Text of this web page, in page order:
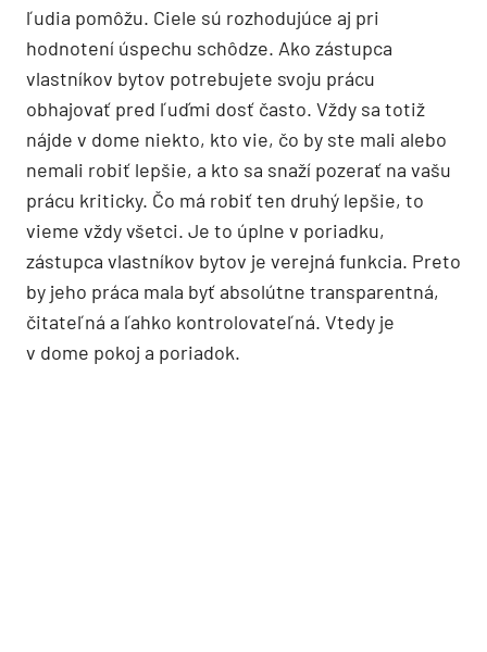
ľudia pomôžu. Ciele sú rozhodujúce aj pri
hodnotení úspechu schôdze. Ako zástupca
vlastníkov bytov potrebujete svoju prácu
obhajovať pred ľuďmi dosť často. Vždy sa totiž
nájde v dome niekto, kto vie, čo by ste mali alebo
nemali robiť lepšie, a kto sa snaží pozerať na vašu
prácu kriticky. Čo má robiť ten druhý lepšie, to
vieme vždy všetci. Je to úplne v poriadku,
zástupca vlastníkov bytov je verejná funkcia. Preto
by jeho práca mala byť absolútne transparentná,
čitateľná a ľahko kontrolovateľná. Vtedy je
v dome pokoj a poriadok.